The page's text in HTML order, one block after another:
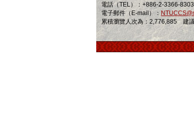
電話（TEL）：+886-2-3366-8303
電子郵件（E-mail）：
累積瀏覽人次為：2,776,885 建